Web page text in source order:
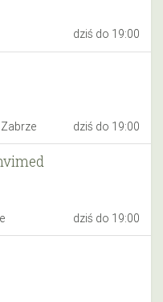
dziś do 19:00
dziś do 19:00
dziś do 19:00